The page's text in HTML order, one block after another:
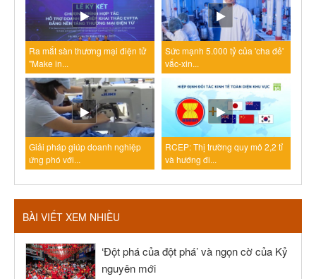
Ra mắt sàn thương mại điện tử
"Make in...
Sức mạnh 5.000 tỷ của 'cha đẻ'
vắc-xin...
Giải pháp giúp doanh nghiệp
ứng phó với...
RCEP: Thị trường quy mô 2,2 tỉ
và hướng đi...
BÀI VIẾT XEM NHIỀU
‘Đột phá của đột phá’ và ngọn cờ của Kỷ
nguyên mới